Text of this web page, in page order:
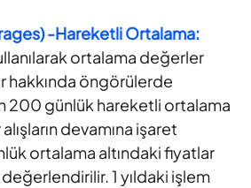
-Hareketli Ortalama:
ortalama değerler
hakkında öngörülerde
200 günlük hareketli ortalama
devamına işaret
ortalama altındaki fiyatlar
değerlendirilir. 1 yıldaki işlem